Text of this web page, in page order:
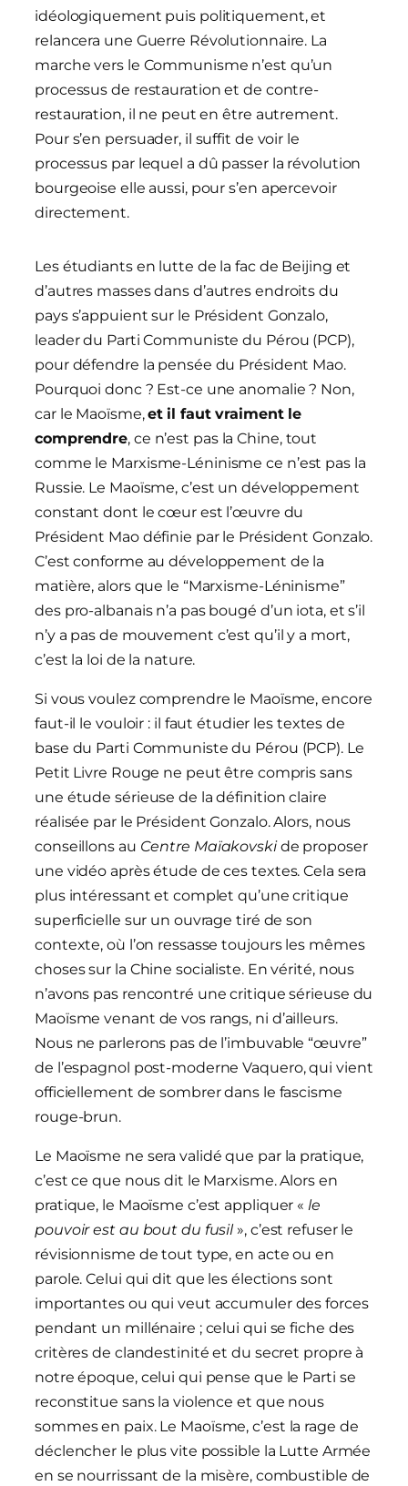
idéologiquement puis politiquement, et
relancera une Guerre Révolutionnaire. La
marche vers le Communisme n’est qu’un
processus de restauration et de contre-
restauration, il ne peut en être autrement.
Pour s’en persuader, il suffit de voir le
processus par lequel a dû passer la révolution
bourgeoise elle aussi, pour s’en apercevoir
directement.
Les étudiants en lutte de la fac de Beijing et
d’autres masses dans d’autres endroits du
pays s’appuient sur le Président Gonzalo,
leader du Parti Communiste du Pérou (PCP),
pour défendre la pensée du Président Mao.
Pourquoi donc ? Est-ce une anomalie ? Non,
car le Maoïsme,et il faut vraiment le
comprendre, ce n’est pas la Chine, tout
comme le Marxisme-Léninisme ce n’est pas la
Russie. Le Maoïsme, c’est un développement
constant dont le cœur est l’œuvre du
Président Mao définie par le Président Gonzalo.
C’est conforme au développement de la
matière, alors que le “Marxisme-Léninisme”
des pro-albanais n’a pas bougé d’un iota, et s’il
n’y a pas de mouvement c’est qu’il y a mort,
c’est la loi de la nature.
Si vous voulez comprendre le Maoïsme, encore
faut-il le vouloir : il faut étudier les textes de
base du Parti Communiste du Pérou (PCP). Le
Petit Livre Rouge ne peut être compris sans
une étude sérieuse de la définition claire
réalisée par le Président Gonzalo. Alors, nous
conseillons au Centre Maïakovskide proposer
une vidéo après étude de ces textes. Cela sera
plus intéressant et complet qu’une critique
superficielle sur un ouvrage tiré de son
contexte, où l’on ressasse toujours les mêmes
choses sur la Chine socialiste. En vérité, nous
n’avons pas rencontré une critique sérieuse du
Maoïsme venant de vos rangs, ni d’ailleurs.
Nous ne parlerons pas de l’imbuvable “œuvre”
de l’espagnol post-moderne Vaquero, qui vient
officiellement de sombrer dans le fascisme
rouge-brun.
Le Maoïsme ne sera validé que par la pratique,
c’est ce que nous dit le Marxisme. Alors en
pratique, le Maoïsme c’est appliquer «le
pouvoir est au bout du fusil», c’est refuser le
révisionnisme de tout type, en acte ou en
parole. Celui qui dit que les élections sont
importantes ou qui veut accumuler des forces
pendant un millénaire ; celui qui se fiche des
critères de clandestinité et du secret propre à
notre époque, celui qui pense que le Parti se
reconstitue sans la violence et que nous
sommes en paix. Le Maoïsme, c’est la rage de
déclencher le plus vite possible la Lutte Armée
en se nourrissant de la misère, combustible de